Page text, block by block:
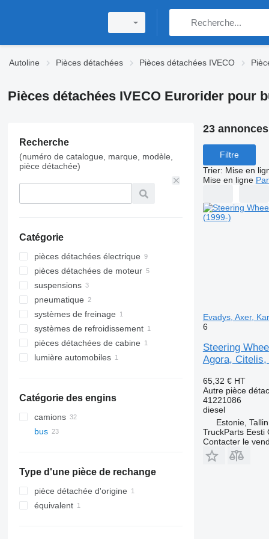
Autoline Pièces détachées Pièces détachées IVECO
Pièces détachées IVECO Eurorider pour
Recherche
(numéro de catalogue, marque, modèle,
pièce détachée)
Catégorie
pièces détachées électrique
unité de commande
tableaux de bord
relais
onduleurs
commutateurs de colonne de
pièces détachées de moteur
culbuteurs
suspensions
fusées d'essieu
colonnes de direction
autres pièces détachées pour train
pneumatique
compresseurs pneumatiques
autres pièces détachées de
systèmes de freinage
disques de freins
systèmes de refroidissement
radiateurs de refroidissement du
pièces détachées de cabine
sièges
lumière automobiles
Catégorie des engins
camions
bus
Type d'une pièce de rechange
pièce détachée d'origine
équivalent
23
Filtre
Trier: Mise en
Mise en ligne
Evadys, Axer,
6
Steering
Agora,
65,32 € HT
Autre pièce
41221086
diesel
Estonie,
TruckParts Eesti
Contacter le